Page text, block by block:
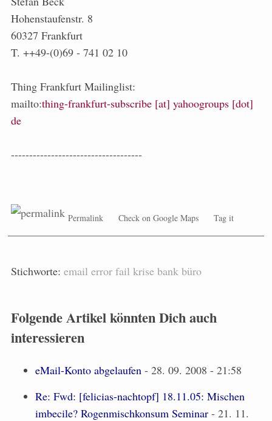
Hohenstaufenstr. 8
60327 Frankfurt
T. ++49-(0)69 - 741 02 10
Thing Frankfurt Mailinglist:
mailto:thing-frankfurt-subscribe [at] yahoogroups [dot]
de
------------------------------------
Permalink Check on Google Maps Tag it
Stichworte: email error fail krise bank büro
Folgende Artikel könnten Dich auch
interessieren
eMail-Konto abgelaufen - 28. 09. 2008 - 21:58
Re: Fwd: [felicias-nachtopf] 18.11.05: Mischen
imbecile? Rogenmischkonsum Seminar - 21. 11.